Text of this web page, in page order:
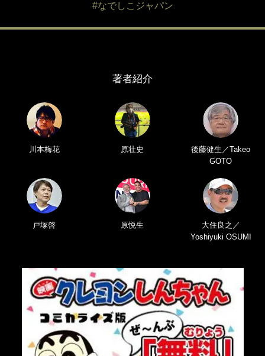
#なでしこジャパン
著者紹介
川本梅花 原壮史
後藤健生／Takeo
GOTO
戸塚啓 原悦生
大住良之／
Yoshiyuki OSUMI